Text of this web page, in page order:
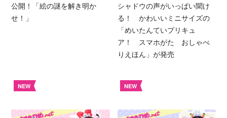
公開！「絵の謎を解き明か
せ！」
シャドウの声がいっぱい聞け
る！ かわいいミニサイズの
「めいたんていプリキュ
ア！ スマホがた おしゃべ
りえほん」が発売
NEW NEW